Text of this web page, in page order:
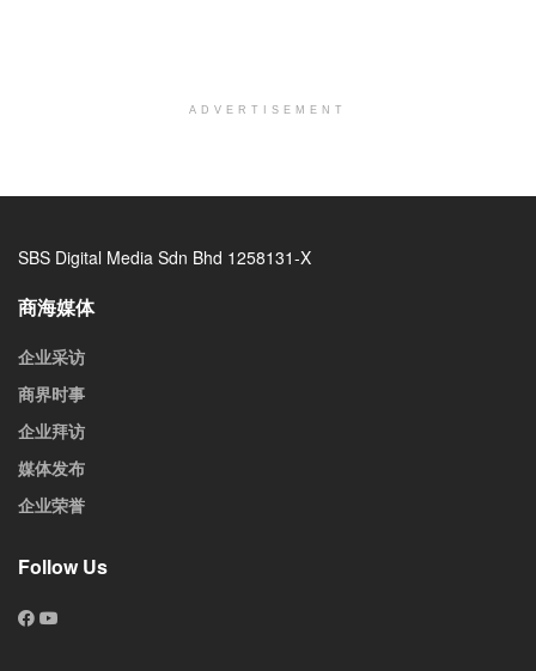
ADVERTISEMENT
SBS Digital Media Sdn Bhd 1258131-X
商海媒体
企业采访
商界时事
企业拜访
媒体发布
企业荣誉
Follow Us